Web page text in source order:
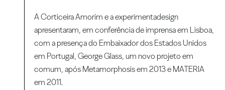
A Corticeira Amorim e a experimentadesign
apresentaram, em conferência de imprensa em Lisboa,
com a presença do Embaixador dos Estados Unidos
em Portugal, George Glass, um novo projeto em
comum, após Metamorphosis em 2013 e MATERIA
em 2011.